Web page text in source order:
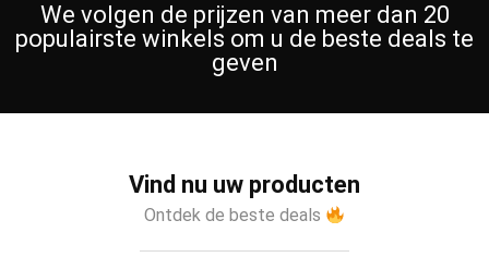
We volgen de prijzen van meer dan 20
populairste winkels om u de beste deals te
geven
Vind nu uw producten
Ontdek de beste deals